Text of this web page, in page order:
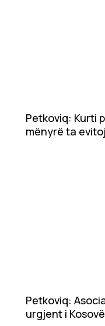
Petkoviq: Kurti
mënyrë ta
Petkoviq:
urgjent i